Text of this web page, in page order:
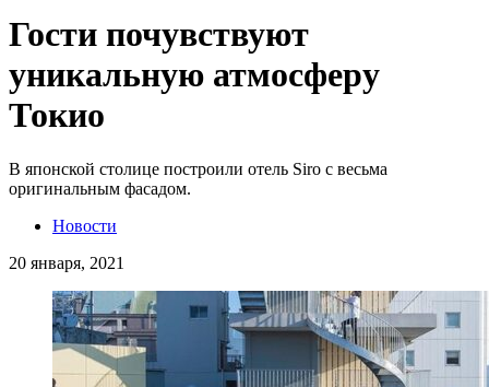
Гости почувствуют
уникальную атмосферу
Токио
В японской столице построили отель Siro с весьма
оригинальным фасадом.
Новости
20 января, 2021